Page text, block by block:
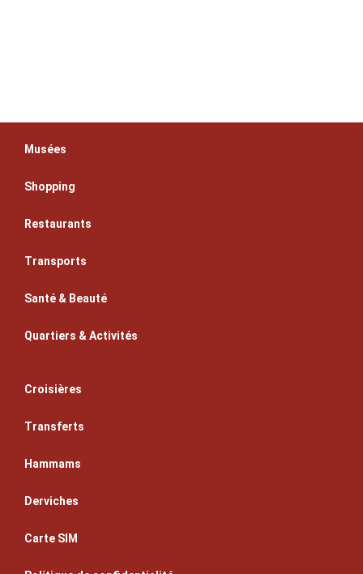
Musées
Shopping
Restaurants
Transports
Santé & Beauté
Quartiers & Activités
Croisières
Transferts
Hammams
Derviches
Carte SIM